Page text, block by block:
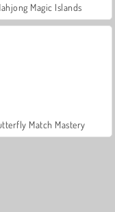
Magic Islands
Match Mastery